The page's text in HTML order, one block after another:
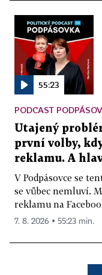
55:23
PODCAST
Utajený
první volby,
reklamu. A
V Podpásovce se
se vůbec nemluví.
reklamu na
7. 8. 2026 ▪ 55:23 min.